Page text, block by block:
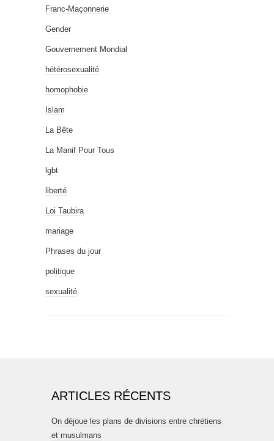
Franc-Maçonnerie
Gender
Gouvernement Mondial
hétérosexualité
homophobie
Islam
La Bête
La Manif Pour Tous
lgbt
liberté
Loi Taubira
mariage
Phrases du jour
politique
sexualité
ARTICLES RÉCENTS
On déjoue les plans de divisions entre chrétiens
et musulmans